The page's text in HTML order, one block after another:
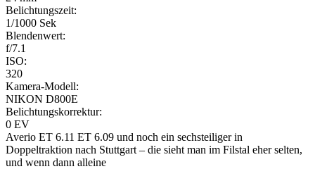
Belichtungszeit:
1/1000 Sek
Blendenwert:
f/7.1
ISO:
320
Kamera-Modell:
NIKON D800E
Belichtungskorrektur:
0 EV
Averio ET 6.11 ET 6.09 und noch ein sechsteiliger in
Doppeltraktion nach Stuttgart – die sieht man im Filstal eher selten,
und wenn dann alleine